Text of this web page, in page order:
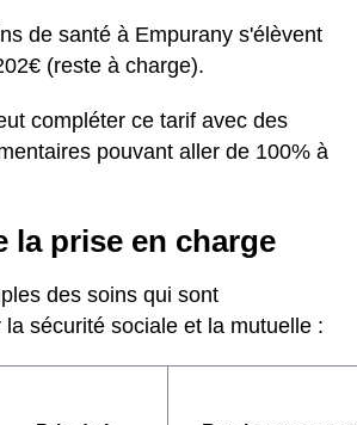
de santé à Empurany s'élèvent
(reste à charge).
compléter ce tarif avec des
pouvant aller de 100% à
la prise en charge
des soins qui sont
la sécurité sociale et la mutuelle :